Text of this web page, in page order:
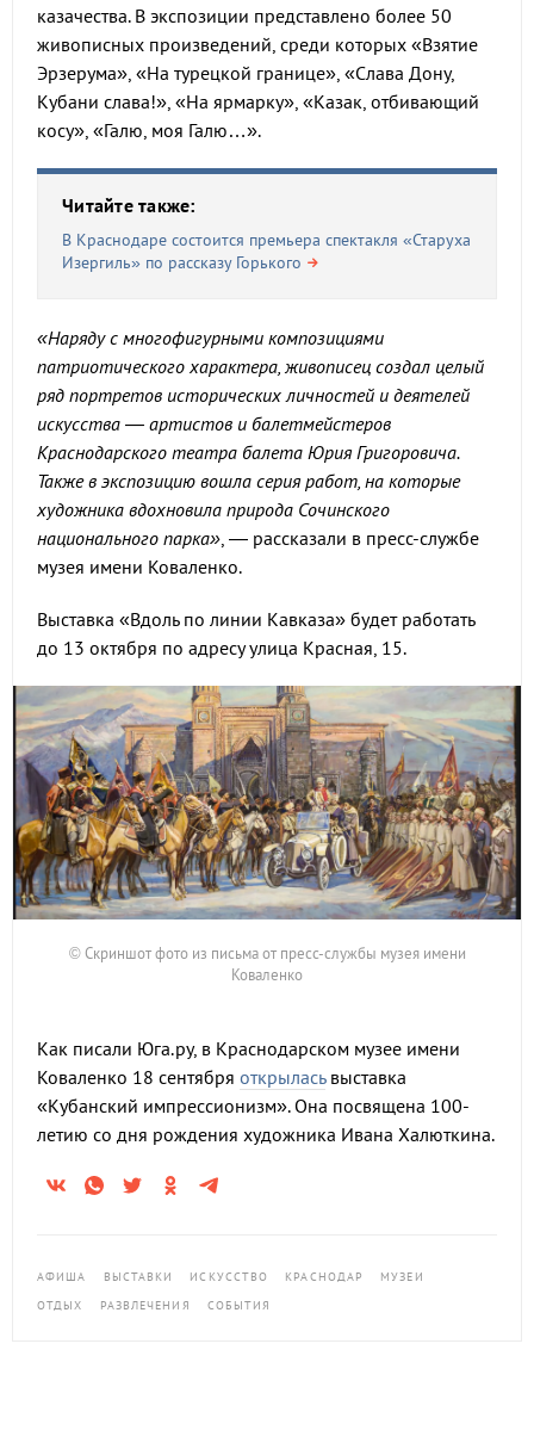
казачества. В экспозиции представлено более 50
живописных произведений, среди которых «Взятие
Эрзерума», «На турецкой границе», «Слава Дону,
Кубани слава!», «На ярмарку», «Казак, отбивающий
косу», «Галю, моя Галю…».
Читайте также:
В Краснодаре состоится премьера спектакля «Старуха
Изергиль» по рассказу Горького
«Наряду с многофигурными композициями
патриотического характера, живописец создал целый
ряд портретов исторических личностей и деятелей
искусства — артистов и балетмейстеров
Краснодарского театра балета Юрия Григоровича.
Также в экспозицию вошла серия работ, на которые
художника вдохновила природа Сочинского
национального парка», — рассказали в пресс-службе
музея имени Коваленко.
Выставка «Вдоль по линии Кавказа» будет работать
до 13 октября по адресу улица Красная, 15.
© Скриншот фото из письма от пресс-службы музея имени
Коваленко
Как писали Юга.ру, в Краснодарском музее имени
Коваленко 18 сентября открыласьвыставка
«Кубанский импрессионизм». Она посвящена 100-
летию со дня рождения художника Ивана Халюткина.
АФИША ВЫСТАВКИ ИСКУССТВО КРАСНОДАР
МУЗЕИ
ОТДЫХ
РАЗВЛЕЧЕНИЯ СОБЫТИЯ